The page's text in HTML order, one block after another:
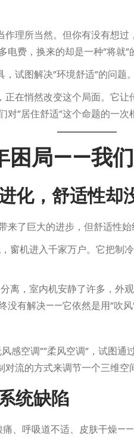
作理所当然。但你有没有想
费，换来的却是一种”将就”
试图解决”环境舒适”的问题
正在悄然改变这个局面。它
”居住舒适”这个命题的一次
困局——我们
化，舒适性却
了巨大的进步，但舒适性始
窗机进入千家万户。它把制
离，室内机安静了许多，外
有解决——它依然是用”吹风
感空调””柔风空调”，试图
流的方式来调节一个三维空
统缺陷
、呼吸道不适、皮肤干燥